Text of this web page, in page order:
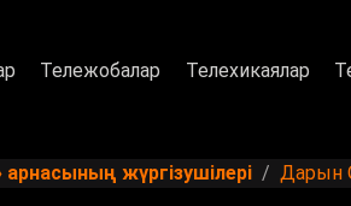
Тележобалар Телехикаялар
арнасының жүргізушілері Дарын